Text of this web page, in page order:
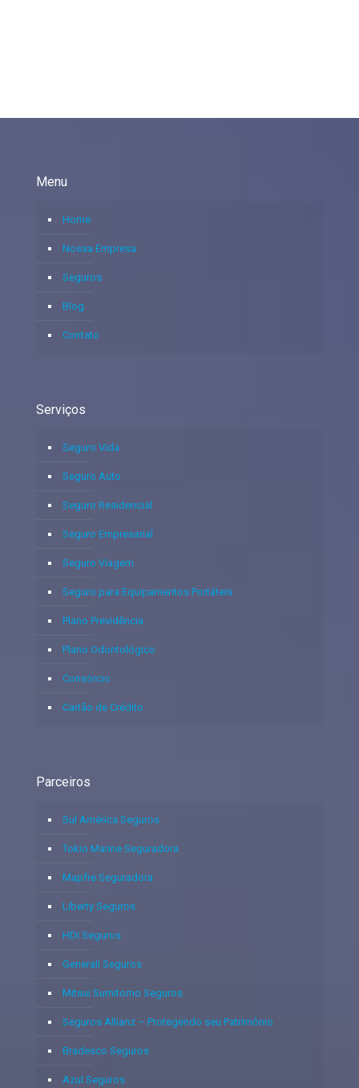
Menu
Home
Nossa Empresa
Seguros
Blog
Contato
Serviços
Seguro Vida
Seguro Auto
Seguro Residencial
Seguro Empresarial
Seguro Viagem
Seguro para Equipamentos Portáteis
Plano Previdência
Plano Odontológico
Consórcio
Cartão de Crédito
Parceiros
Sul América Seguros
Tokio Marine Seguradora
Mapfre Seguradora
Liberty Seguros
HDI Seguros
Generali Seguros
Mitsui Sumitomo Seguros
Seguros Allianz – Protegendo seu Patrimônio
Bradesco Seguros
Azul Seguros